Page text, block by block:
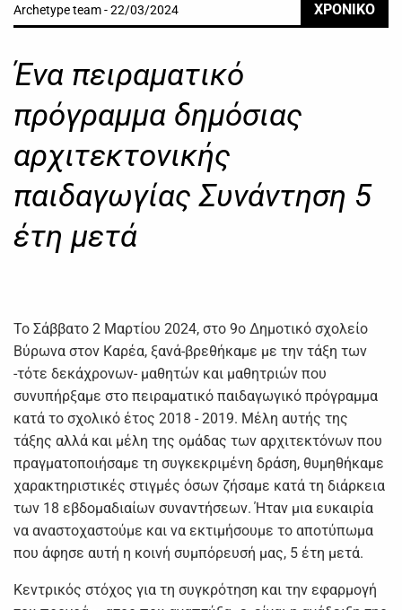
Archetype team - 22/03/2024 ΧΡΟΝΙΚΟ
Ένα πειραματικό
πρόγραμμα δημόσιας
αρχιτεκτονικής
παιδαγωγίας Συνάντηση 5
έτη μετά
Το Σάββατο 2 Μαρτίου 2024, στο 9ο Δημοτικό σχολείο
Βύρωνα στον Καρέα, ξανά-βρεθήκαμε με την τάξη των
-τότε δεκάχρονων- μαθητών και μαθητριών που
συνυπήρξαμε στο πειραματικό παιδαγωγικό πρόγραμμα
κατά το σχολικό έτος 2018 - 2019. Μέλη αυτής της
τάξης αλλά και μέλη της ομάδας των αρχιτεκτόνων που
πραγματοποιήσαμε τη συγκεκριμένη δράση, θυμηθήκαμε
χαρακτηριστικές στιγμές όσων ζήσαμε κατά τη διάρκεια
των 18 εβδομαδιαίων συναντήσεων. Ήταν μια ευκαιρία
να αναστοχαστούμε και να εκτιμήσουμε το αποτύπωμα
που άφησε αυτή η κοινή συμπόρευσή μας, 5 έτη μετά.
Κεντρικός στόχος για τη συγκρότηση και την εφαρμογή